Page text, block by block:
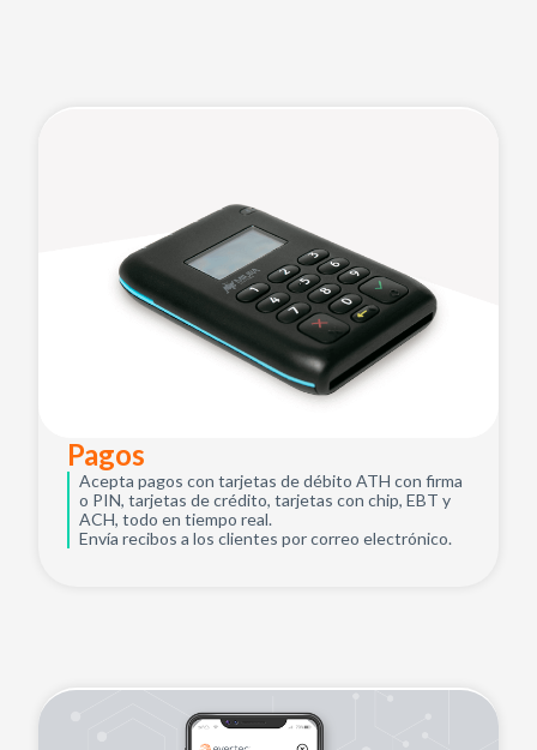
Pagos
Acepta pagos con tarjetas de débito ATH con firma
o PIN, tarjetas de crédito, tarjetas con chip, EBT y
ACH, todo en tiempo real.
Envía recibos a los clientes por correo electrónico.